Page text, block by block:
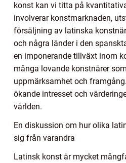
konst kan vi titta på
involverar konstmarknaden,
försäljning av latinska
och några länder i den
en imponerande tillväxt inom
många lovande konstnärer
uppmärksamhet och
ökande intresset och
världen.
En diskussion om hur olika
sig från varandra
Latinsk konst är mycket